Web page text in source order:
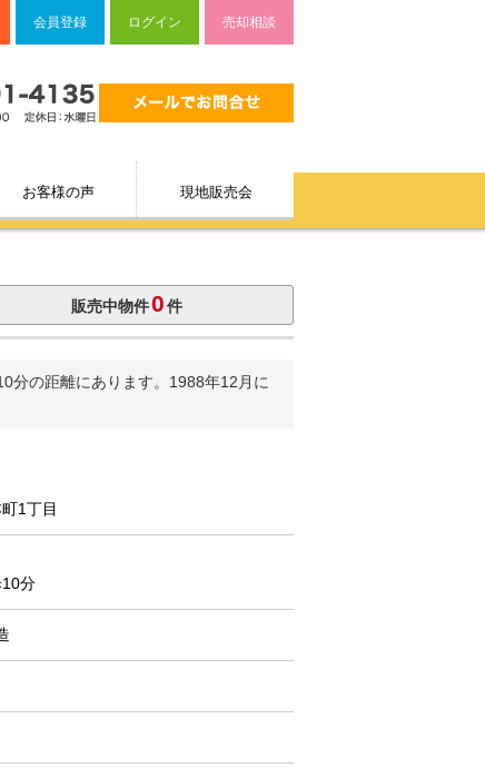
会員登録 ログイン 売却相談
お客様の声 現地販売会
販売中物件0件
分の距離にあります。1988年12月に
1丁目
分